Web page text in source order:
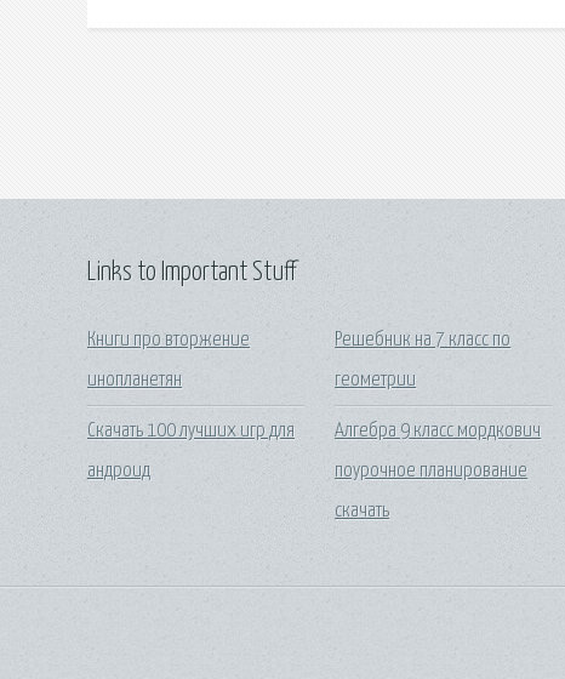
Links to Important Stuff
Книги про вторжение
инопланетян
Скачать 100 лучших игр для
андроид
Решебник на 7 класс по
геометрии
Алгебра 9 класс мордкович
поурочное планирование
скачать